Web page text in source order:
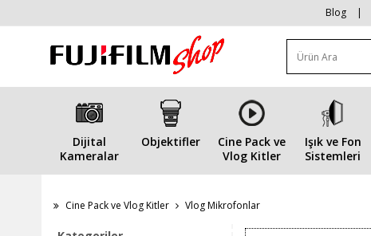
Blog |
Dijital
Kameralar
Objektifler
Cine Pack ve
Vlog Kitler
Işık ve Fon
Sistemleri
Cine Pack ve Vlog Kitler Vlog Mikrofonlar